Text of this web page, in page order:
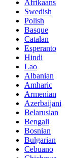
Afrikaans
Swedish
Polish
Basque
Catalan
Esperanto
Hindi
Lao
Albanian
Amharic
Armenian
Azerbaijani
Belarusian
Bengali
Bosnian
Bulgarian
Cebuano